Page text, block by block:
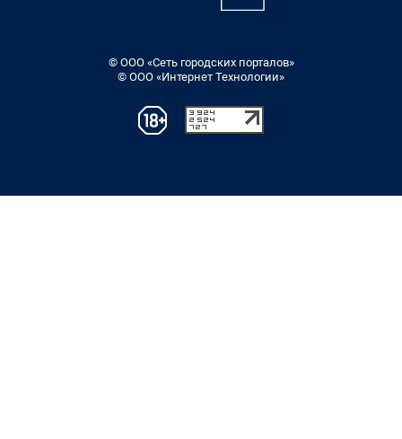
© ООО «Сеть городских порталов»
© ООО «Интернет Технологии»